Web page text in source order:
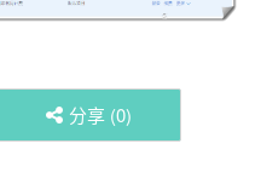
分享 (0)